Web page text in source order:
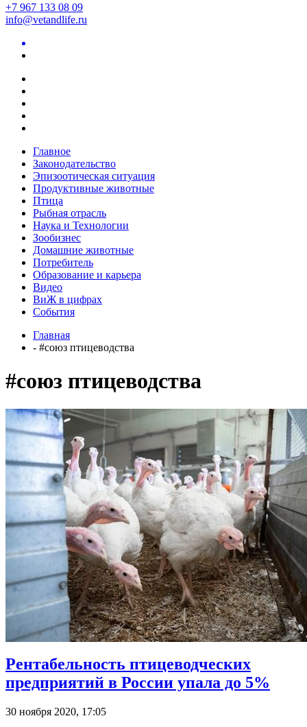
+7 967 133 08 09
info@vetandlife.ru
Главное
Законодательство
Эпизоотическая ситуация
Продуктивные животные
Птица
Рыбная отрасль
Наука и Технологии
Зообизнес
Домашние животные
Потребитель
Образование и карьера
Видео
ВиЖ в цифрах
События
Главная
- #союз птицеводства
#союз птицеводства
Рентабельность птицеводческих
предприятий в России упала до 5%
30 ноября 2020, 17:05